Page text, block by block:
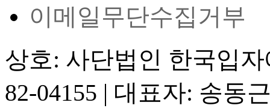
이메일무단수집거부
상호: 사단법인 한국입
82-04155 | 대표자: 송동